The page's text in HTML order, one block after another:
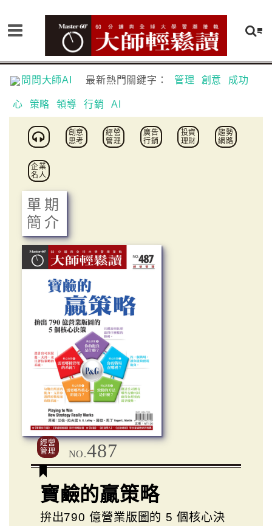
問問大師AI 最新熱門關鍵字： 管理 創意 成功
心 策略 領導 行銷 AI
創意
思考
經營
管理
廣告
行銷
投資
理財
趨勢
網路
企業
名人
單期
簡介
經營
管理
NO.487
寶鹼的贏策略
拚出790 億營業版圖的 5 個核心決